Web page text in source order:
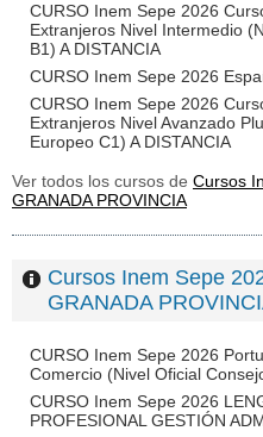
CURSO Inem Sepe 2026
Extranjeros Nivel Intermedio
B1) A DISTANCIA
CURSO Inem Sepe 2026
CURSO Inem Sepe 2026
Extranjeros Nivel Avanzado
Europeo C1) A DISTANCIA
Ver todos los cursos de Cursos
GRANADA PROVINCIA
Cursos Inem Sepe
GRANADA
CURSO Inem Sepe 2026
Comercio (Nivel Oficial
CURSO Inem Sepe 2026
PROFESIONAL GESTIÓN